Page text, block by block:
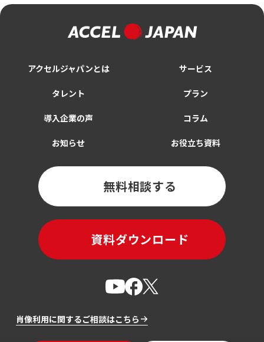
肖像利用に関するご相談はこちら
アクセルジャパンとは サービス
タレント プラン
導入企業の声 コラム
お知らせ お役立ち資料
無料相談する
資料ダウンロード